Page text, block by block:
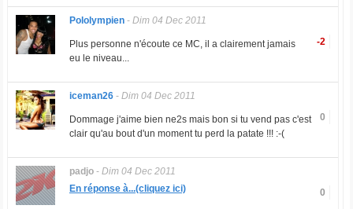
Pololympien- Dim 04 Dec 2011
-2
Plus personne n'écoute ce MC, il a clairement jamais
eu le niveau...
iceman26- Dim 04 Dec 2011
0
Dommage j'aime bien ne2s mais bon si tu vend pas c'est
clair qu'au bout d'un moment tu perd la patate !!! :-(
padjo- Dim 04 Dec 2011
0
En réponse à...(cliquez ici)